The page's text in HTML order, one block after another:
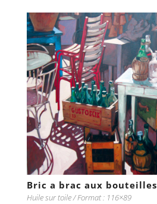
Bric a brac aux bouteilles
Huile sur toile / Format : 116×89